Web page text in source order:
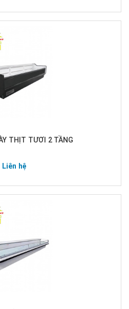
THỊT TƯƠI 2 TẦNG
Liên hệ